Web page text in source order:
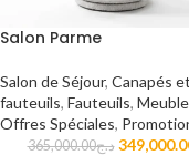
Salon Parme
Salon de Séjour, Canapés et
fauteuils, Fauteuils,
Offres Spéciales,
د.ج365,000.00